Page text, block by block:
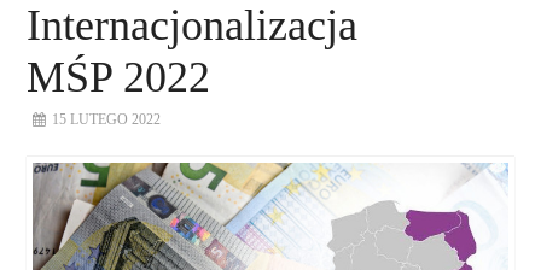
Internacjonalizacja
MŚP 2022
15 LUTEGO 2022